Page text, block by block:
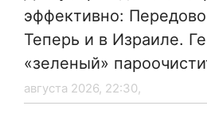
эффективно:
Теперь и в Израиле.
«зеленый»
августа 2026, 22:30,